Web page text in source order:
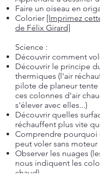
Faire un oiseau en
Colorier [Imprimez
de Félix Girard]
Science :
Découvrir comment
Découvrir le principe
thermiques (l'air
pilote de planeur tente
ces colonnes d'air
s'élever avec elles...)
Découvrir quelles
réchauffent plus vite
Comprendre pourquoi
peut voler sans moteur
Observer les nuages
nous indiquent les
chaud)